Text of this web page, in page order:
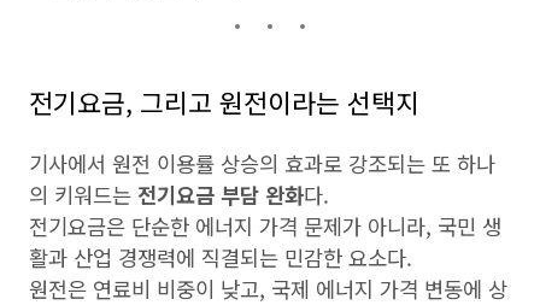
전기요금, 그리고 원전이라는 선택지
기사에서 원전 이용률 상승의 효과로 강조되는 또 하나
의 키워드는 전기요금 부담 완화다.
전기요금은 단순한 에너지 가격 문제가 아니라, 국민 생
활과 산업 경쟁력에 직결되는 민감한 요소다.
원전은 연료비 비중이 낮고, 국제 에너지 가격 변동에 상